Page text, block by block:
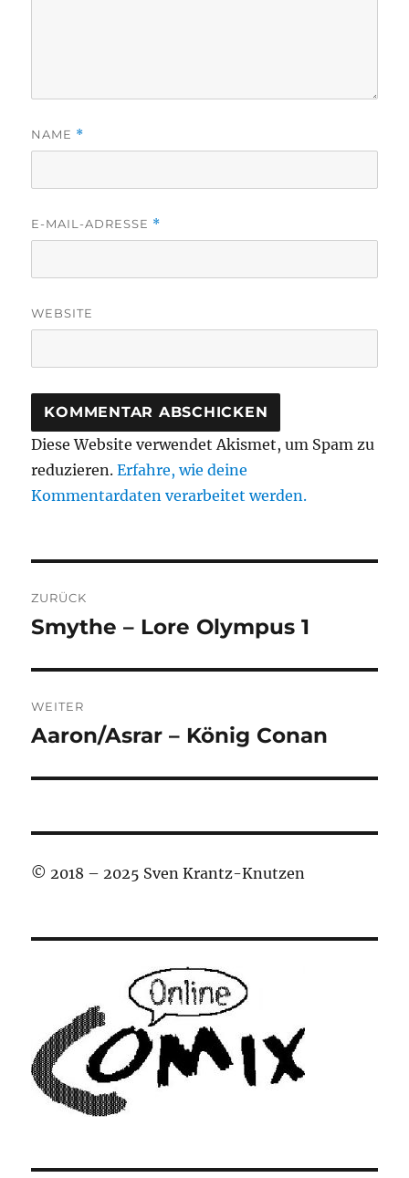
NAME *
E-MAIL-ADRESSE *
WEBSITE
Diese Website verwendet Akismet, um Spam zu
reduzieren.Erfahre, wie deine
Kommentardaten verarbeitet werden.
ZURÜCK
Vorheriger
Smythe – Lore Olympus 1
WEITER
Nächster
Aaron/Asrar – König Conan
© 2018 – 2025 Sven Krantz-Knutzen